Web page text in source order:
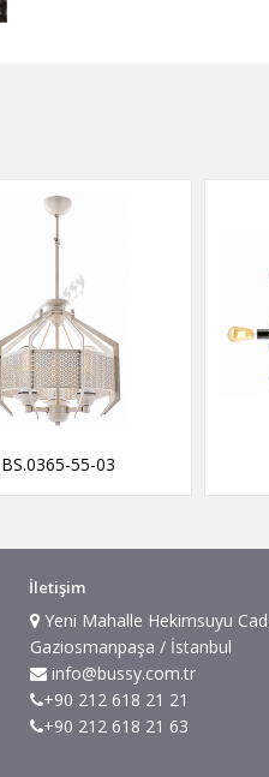
BS.0365-55-03
İletişim
Yeni Mahalle Hekimsuyu
Gaziosmanpaşa / İstanbul
info@bussy.com.tr
+90 212 618 21 21
+90 212 618 21 63